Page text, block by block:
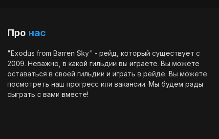
Про нас
"Exodus from Barren Sky" - рейд, который существует с
2009. Неважно, в какой гильдии вы играете. Вы можете
оставаться в своей гильдии и играть в рейде. Вы можете
посмотреть наш прогресс или вакансии. Мы будем рады
сыграть с вами вместе!